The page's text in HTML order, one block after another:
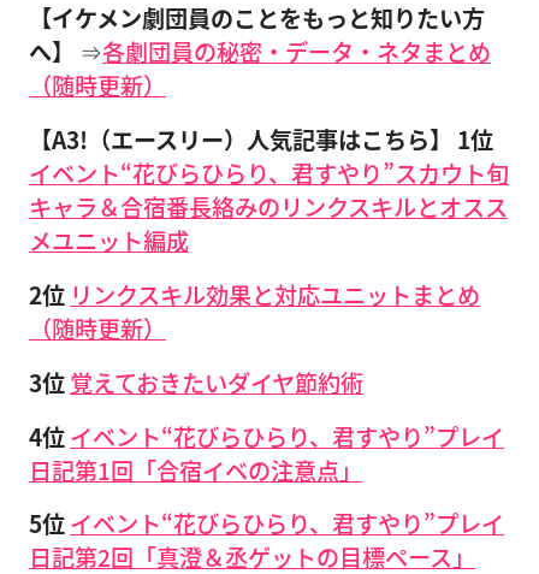
【イケメン劇団員のことをもっと知りたい方
へ】
⇒各劇団員の秘密・データ・ネタまとめ
（随時更新）
【A3!（エースリー）人気記事はこちら】
1位
イベント“花びらひらり、君すやり”スカウト旬
キャラ＆合宿番長絡みのリンクスキルとオスス
メユニット編成
2位 リンクスキル効果と対応ユニットまとめ
（随時更新）
3位覚えておきたいダイヤ節約術
4位イベント“花びらひらり、君すやり”プレイ
日記第1回「合宿イベの注意点」
5位イベント“花びらひらり、君すやり”プレイ
日記第2回「真澄＆丞ゲットの目標ペース」